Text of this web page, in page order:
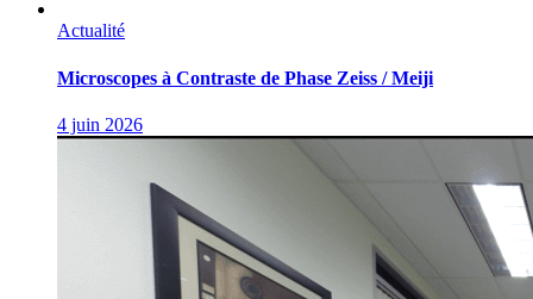
Actualité
Microscopes à Contraste de Phase Zeiss / Meiji
4 juin 2026